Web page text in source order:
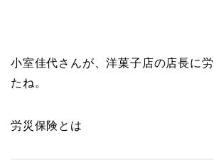
小室佳代さんが、洋菓子店の店長に
たね。
労災保険とは